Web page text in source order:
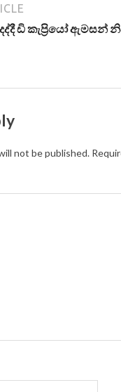
ඩි කැප්‍රියෝ ඇමසන්
not be published.